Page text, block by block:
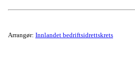
Arrangør: Innlandet bedriftsidrettskrets